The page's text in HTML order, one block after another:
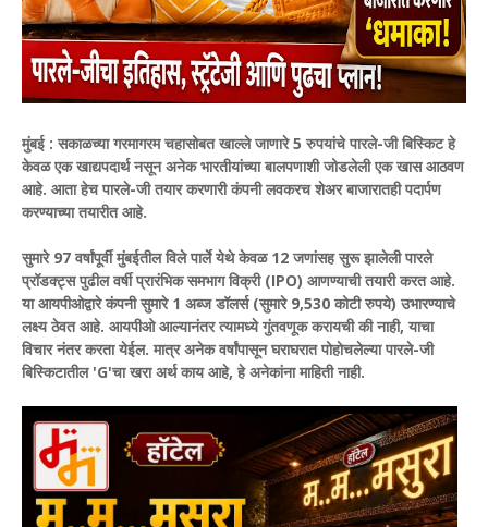
मुंबई : सकाळच्या गरमागरम चहासोबत खाल्ले जाणारे 5 रुपयांचे पारले-जी बिस्किट हे
केवळ एक खाद्यपदार्थ नसून अनेक भारतीयांच्या बालपणाशी जोडलेली एक खास आठवण
आहे. आता हेच पारले-जी तयार करणारी कंपनी लवकरच शेअर बाजारातही पदार्पण
करण्याच्या तयारीत आहे.
सुमारे 97 वर्षांपूर्वी मुंबईतील विले पार्ले येथे केवळ 12 जणांसह सुरू झालेली पारले
प्रॉडक्ट्स पुढील वर्षी प्रारंभिक समभाग विक्री (IPO) आणण्याची तयारी करत आहे.
या आयपीओद्वारे कंपनी सुमारे 1 अब्ज डॉलर्स (सुमारे 9,530 कोटी रुपये) उभारण्याचे
लक्ष्य ठेवत आहे. आयपीओ आल्यानंतर त्यामध्ये गुंतवणूक करायची की नाही, याचा
विचार नंतर करता येईल. मात्र अनेक वर्षांपासून घराघरात पोहोचलेल्या पारले-जी
बिस्किटातील 'G'चा खरा अर्थ काय आहे, हे अनेकांना माहिती नाही.